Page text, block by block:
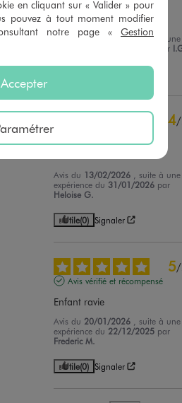
Magnifique
Avis du16/02/2026 , suite à une
par
4/
Avis du 13/02/2026 , suite à une
expérience du 31/01/2026 par
Heloise G.
Utile(0) Signaler
5/
Avis vérifié et récompensé
Enfant ravie
Avis du 20/01/2026 , suite à une
expérience du 22/12/2025 par
Frederic M.
Utile(0) Signaler
en cliquant sur « Valider » pour
pouvez à tout moment modifier
notre page « Gestion
Accepter